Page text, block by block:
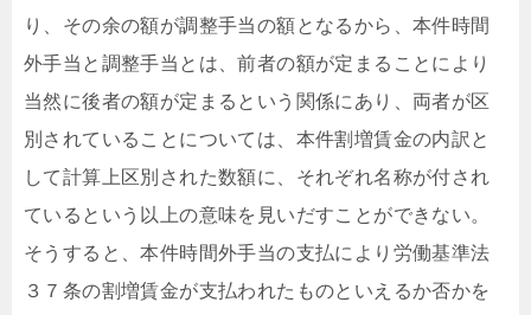
り、その余の額が調整手当の額となるから、本件時間
外手当と調整手当とは、前者の額が定まることにより
当然に後者の額が定まるという関係にあり、両者が区
別されていることについては、本件割増賃金の内訳と
して計算上区別された数額に、それぞれ名称が付され
ているという以上の意味を見いだすことができない。
そうすると、本件時間外手当の支払により労働基準法
３７条の割増賃金が支払われたものといえるか否かを